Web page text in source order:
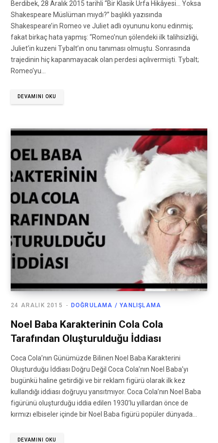
Berdibek, 28 Aralık 2015 tarihli “Bir Klasik Urfa Hikâyesi… Yoksa
Shakespeare Müslüman mıydı?” başlıklı yazısında
Shakespeare’in Romeo ve Juliet adlı oyununu konu edinmiş;
fakat birkaç hata yapmış: “Romeo’nun şölendeki ilk talihsizliği,
Juliet’in kuzeni Tybalt’ın onu tanıması olmuştu. Sonrasında
trajedinin hiç kapanmayacak olan perdesi açılıvermişti. Tybalt;
Romeo’yu…
DEVAMINI OKU
DOĞRULAMA / YANLIŞLAMA
24 ARALIK 2015
Noel Baba Karakterinin Cola Cola
Tarafından Oluşturulduğu İddiası
Coca Cola’nın Günümüzde Bilinen Noel Baba Karakterini
Oluşturduğu İddiası Doğru Değil Coca Cola’nın Noel Baba’yı
bugünkü haline getirdiği ve bir reklam figürü olarak ilk kez
kullandığı iddiası doğruyu yansıtmıyor. Coca Cola’nın Noel Baba
figürünü oluşturduğu iddia edilen 1930’lu yıllardan önce de
kırmızı elbiseler içinde bir Noel Baba figürü popüler dünyada…
DEVAMINI OKU